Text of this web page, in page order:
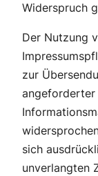
Widerspruch
Der Nutzung
zur
angeforderter
sich
unverlangten